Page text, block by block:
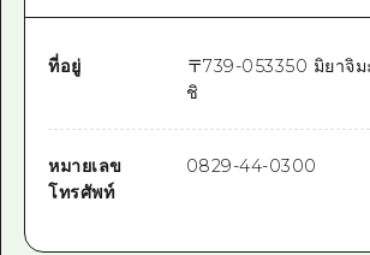
ที่อยู่ 〒739-053350 มิยาจิ
ชิ
หมายเลข
โทรศัพท์
0829-44-0300